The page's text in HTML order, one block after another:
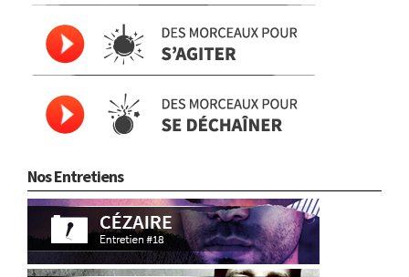
Nos Entretiens